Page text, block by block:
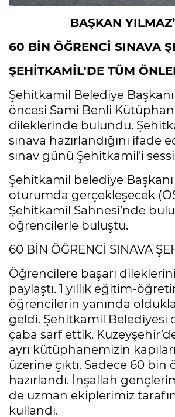
BAŞKAN
60 BİN ÖĞRENCİ SINAVA
ŞEHİTKAMİL'DE TÜM
Şehitkamil Belediye Başkanı
öncesi Sami Benli
dileklerinde bulundu.
sınava hazırlandığını ifade
sınav günü Şehitkamil'i
Şehitkamil belediye
oturumda gerçekleşecek
Şehitkamil Sahnesi’nde
öğrencilerle buluştu.
60 BİN ÖĞRENCİ SINAVA
Öğrencilere başarı
paylaştı. 1 yıllık eğitim-
öğrencilerin yanında
geldi. Şehitkamil Belediyesi
çaba sarf ettik.
ayrı kütüphanemizin
üzerine çıktı. Sadece 60
hazırlandı. İnşallah
de uzman ekiplerimiz
kullandı.